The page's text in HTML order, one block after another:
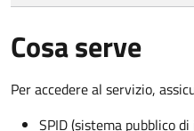
Cosa serve
Per accedere al servizio,
SPID (sistema pubblico